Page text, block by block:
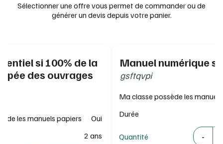
Sélectionner une offre vous permet de commander ou de
générer un devis depuis votre panier.
si 100% de la
des ouvrages
les manuels papiers
Oui
2 ans
Manuel numérique
gsftqvpi
Ma classe possède les
Durée
Quantité -
Quantité